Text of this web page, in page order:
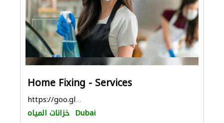
Home Fixing - Services
https://goo.gl/maps/xYhpcx6pDP98D9VP6
خزانات المياه Dubai